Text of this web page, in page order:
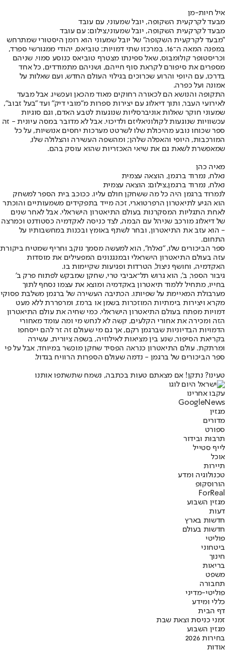
איל חיות-מן
מבעד לקרקעית השקופה, יובל שמעוני, עם עובד
מבעד לקרקעית השקופה, יובל שמעוני,צילום: עם עובד
"מבעד לקרקעית השקופה" של יובל שמעוני הוא רומן היסטורי שמתרחש
במפנה המאה ה־16. במרכזו שתי דמויות: טוביאס, יהודי ממגורשי ספרד,
וכריסטופר קולומבוס, שאל ספינתו מצטרף טוביאס כנוסע סמוי. שניהם
מספרים את סיפורם לקראת סוף חייהם, ושניהם מתמודדים, כל אחד
בדרכו, עם היופי והרוע שכרוכים בגילוי העולם החדש, ועם שאלות על
אמונה ועל כפרה.
התקופה והנושא הם לכאורה רחוקים מאוד מהכאן ועכשיו. אבל מבעד
לאירועי העבר, ותוך דיאלוג עם יצירות ספרות מ"מובי דיק" ועד "בעל זבוב",
שמעוני חוקר שאלות אוניברסליות שנוגעות לטבע האדם, וגם סוגיות
עכשוויות שנוגעות לקולוניאליזם ולדיכוי. אבל לא מדובר במסה עיונית - זה
ספר שכוחו נובע מהיכולת שלו לשרטט מערכות יחסים אנושיות, על כל
המורכבות, היופי והאפלה שלהן; ומהשפה העשירה והצלולה שלו,
שמאפשרת לשאת גם את שיאי האכזריות שהוא עוסק בהם.
מאיה כהן
נאלח, נמרוד ברגמן, הוצאה עצמית
נאלח, נמרוד ברגמן,צילום: הוצאה עצמית
לנמרוד ברגמן היה כל מה ששחקן חולם עליו. ככוכב בית הספר למשחק
הוא הגיע לתיאטרון הרפרטוארי, זכה מייד בתפקידים משמעותיים והוכתר
לאחת התגליות המסקרנות בעולם התיאטרון הישראלי. אבל לאחר שנים
של דיאלוג מורכב שניהל עם הבמה, לצד כניסה לאקדמיה כסטודנט וכמרצה
- הוא עזב את התיאטרון, ובחר לשתף באומץ ובכנות במחשבותיו על
התחום.
ספר הביכורים שלו, "נאלח", הוא למעשה מסמך נוקב וחריף שמטיח ביקורת
עזה בעולם התיאטרון הישראלי ובמנגנונים המפעילים את מוסדות
האקדמיה, וחושף ניצול, הטרדות ופגיעות שקיימות בו.
גיבור הספר, ב', הוא גרוש תל־אביבי טרי, שחקן שמבקש לפתוח פרק ב'
בחייו, מתחיל ללמוד תיאטרון באקדמיה ומוצא את עצמו נסחף לתוך
מערבולת המאיימת על שפיותו. הכתיבה העשירה של ברגמן משלבת פסוקי
מקרא ויצירות בימתיות המוזכרות בשמן או ברמז, ומרפררת ללא מעט
דמויות מפתח בעולם התיאטרון הישראלי. כמי שחיה את עולם התיאטרון
הזה ומכירה את אחורי הקלעים, קשה לא לנחש מי ומה עומד מאחורי
הדמויות הבדיוניות שברגמן רקם, אך גם מי שעולם זה זר להם ייסחפו
בקריאת הסיפור, שנע בין מציאות לאילוזיה, בשפה ציורית, עשירה
ומרתקת. עולם התיאטרון כנראה הפסיד שחקן מוכשר במיוחד, אבל על פי
ספר הביכורים של ברגמן - נדמה שעולם הספרות הרוויח בגדול.
טעינו? נתקן! אם מצאתם טעות בכתבה, נשמח שתשתפו אותנו
עקבו אחרינו
Googl eNews
מגזין
מדורים
ספורט
תרבות ובידור
לייף סטייל
אוכל
תיירות
טכנולוגיה ומדע
הורוסקופ
ForReal
מגזין השבוע
דעות
חדשות בארץ
חדשות בעולם
פוליטי
ביטחוני
חינוך
בריאות
משפט
תחבורה
פוליטי-מדיני
כללי ומידע
דף הבית
זמני כניסת וצאת שבת
מגזין השבוע
בחירות 2026
אודות